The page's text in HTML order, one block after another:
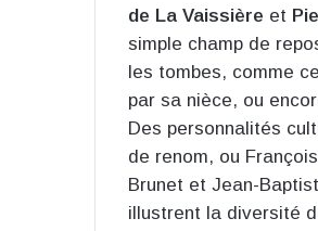
de La Vaissière et
simple champ de
les tombes, comme
par sa nièce, ou
Des personnalités
de renom, ou
Brunet et Jean-
illustrent la diversité